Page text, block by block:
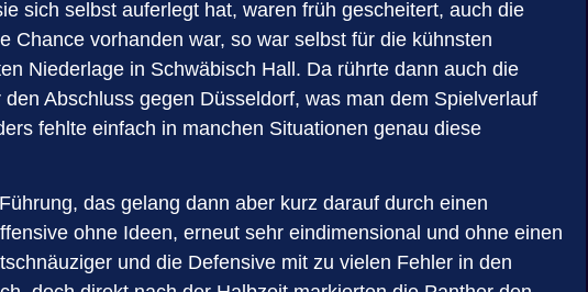
sich selbst auferlegt hat, waren früh gescheitert, auch die
Chance vorhanden war, so war selbst für die kühnsten
Niederlage in Schwäbisch Hall. Da rührte dann auch die
Abschluss gegen Düsseldorf, was man dem Spielverlauf
fehlte einfach in manchen Situationen genau diese
das gelang dann aber kurz darauf durch einen
ohne Ideen, erneut sehr eindimensional und ohne einen
und die Defensive mit zu vielen Fehler in den